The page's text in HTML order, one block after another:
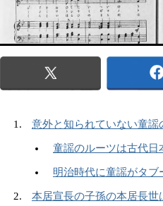
意外と知られていない童謡
童謡のルーツは古代日
明治時代に童謡がタ
本居宣長の子孫の本居長世